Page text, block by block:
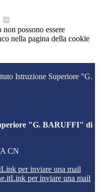
possono essere
nella pagina della cookie
Istruzione Superiore "G.
"G. BARUFFI" di
CN
Link per inviare una mail
Link per inviare una mail